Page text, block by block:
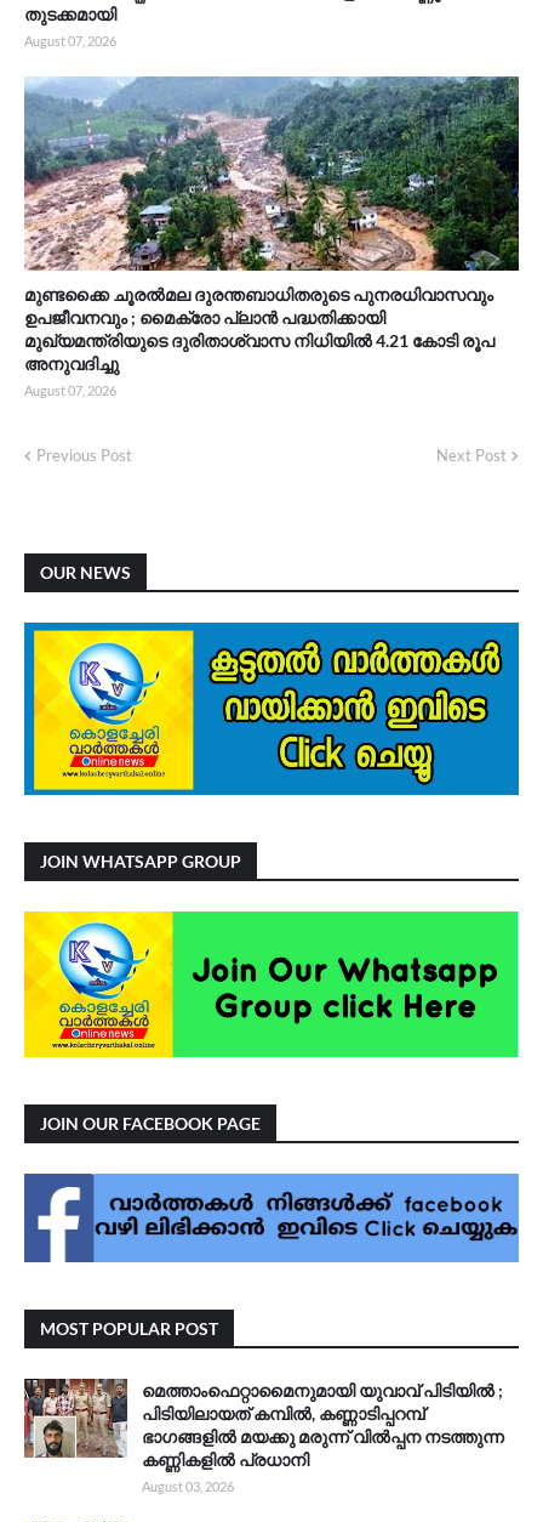
തുടക്കമായി
August 07, 2026
മുണ്ടക്കൈ ചൂരൽമല ദുരന്തബാധിതരുടെ പുനരധിവാസവും
ഉപജീവനവും ; മൈക്രോ പ്ലാൻ പദ്ധതിക്കായി
മുഖ്യമന്ത്രിയുടെ ദുരിതാശ്വാസ നിധിയിൽ 4.21 കോടി രൂപ
അനുവദിച്ചു
August 07, 2026
Previous Post Next Post
OUR NEWS
JOIN WHATSAPP GROUP
JOIN OUR FACEBOOK PAGE
MOST POPULAR POST
മെത്താംഫെറ്റാമൈനുമായി യുവാവ് പിടിയിൽ ;
പിടിയിലായത് കമ്പിൽ, കണ്ണാടിപ്പറമ്പ്
ഭാഗങ്ങളിൽ മയക്കു മരുന്ന് വിൽപ്പന നടത്തുന്ന
കണ്ണികളിൽ പ്രധാനി
August 03, 2026